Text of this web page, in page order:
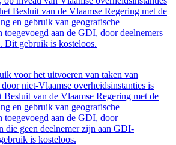
Besluit van de Vlaamse Regering met de
en gebruik van geografische
toegevoegd aan de GDI, door deelnemers
Dit gebruik is kosteloos.
voor het uitvoeren van taken van
niet-Vlaamse overheidsinstanties is
Besluit van de Vlaamse Regering met de
en gebruik van geografische
toegevoegd aan de GDI, door
die geen deelnemer zijn aan GDI-
is kosteloos.